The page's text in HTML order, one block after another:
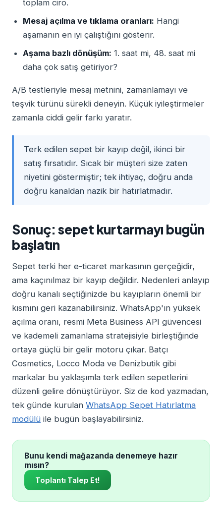
toplam ciro.
Mesaj açılma ve tıklama oranları: Hangi
aşamanın en iyi çalıştığını gösterir.
Aşama bazlı dönüşüm: 1. saat mi, 48. saat mi
daha çok satış getiriyor?
A/B testleriyle mesaj metnini, zamanlamayı ve
teşvik türünü sürekli deneyin. Küçük iyileştirmeler
zamanla ciddi gelir farkı yaratır.
Terk edilen sepet bir kayıp değil, ikinci bir
satış fırsatıdır. Sıcak bir müşteri size zaten
niyetini göstermiştir; tek ihtiyaç, doğru anda
doğru kanaldan nazik bir hatırlatmadır.
Sonuç: sepet kurtarmayı bugün
başlatın
Sepet terki her e-ticaret markasının gerçeğidir,
ama kaçınılmaz bir kayıp değildir. Nedenleri anlayıp
doğru kanalı seçtiğinizde bu kayıpların önemli bir
kısmını geri kazanabilirsiniz. WhatsApp'ın yüksek
açılma oranı, resmi Meta Business API güvencesi
ve kademeli zamanlama stratejisiyle birleştiğinde
ortaya güçlü bir gelir motoru çıkar. Batçı
Cosmetics, Locco Moda ve Denizbutik gibi
markalar bu yaklaşımla terk edilen sepetlerini
düzenli gelire dönüştürüyor. Siz de kod yazmadan,
tek günde kurulan WhatsApp Sepet Hatırlatma
modülü ile bugün başlayabilirsiniz.
Bunu kendi mağazanda denemeye hazır
mısın?
Toplantı Talep Et!